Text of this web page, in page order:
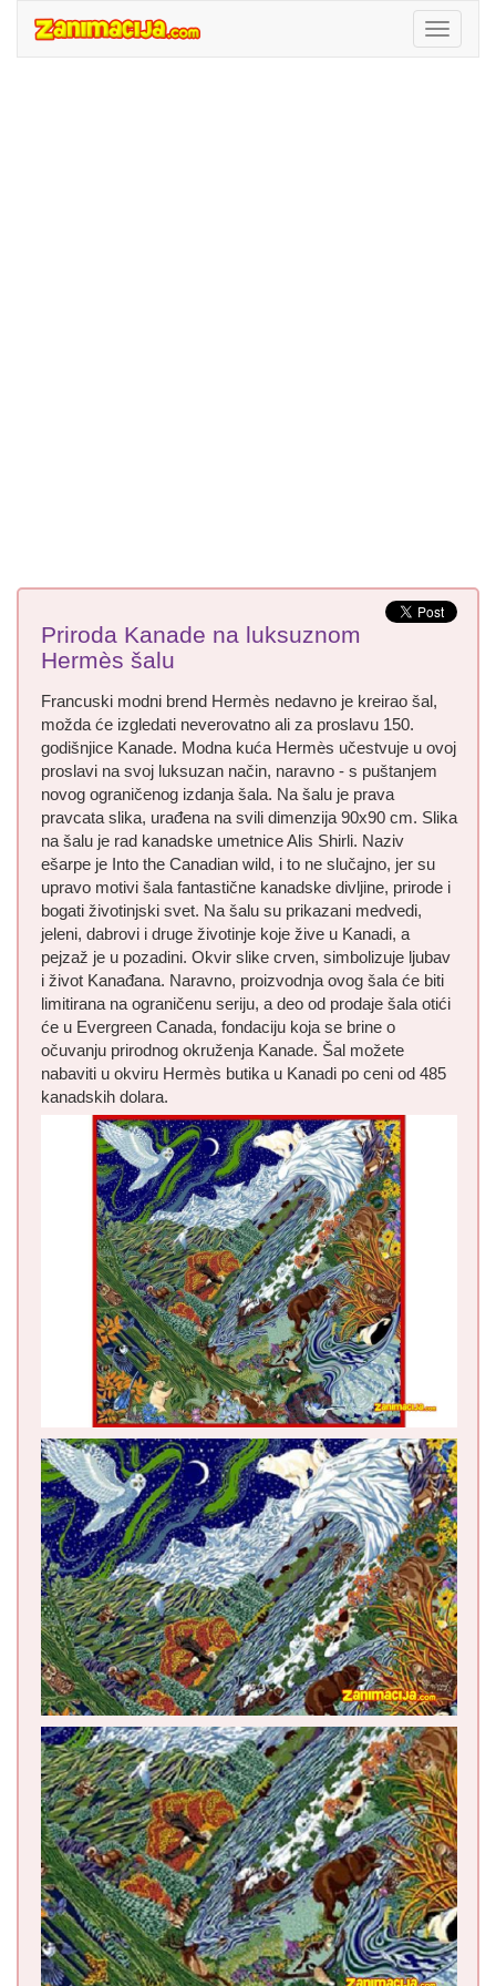
Priroda Kanade na luksuznom
Hermès šalu
Francuski modni brend Hermès nedavno je kreirao šal,
možda će izgledati neverovatno ali za proslavu 150.
godišnjice Kanade. Modna kuća Hermès učestvuje u ovoj
proslavi na svoj luksuzan način, naravno - s puštanjem
novog ograničenog izdanja šala. Na šalu je prava
pravcata slika, urađena na svili dimenzija 90x90 cm. Slika
na šalu je rad kanadske umetnice Alis Shirli. Naziv
ešarpe je Into the Canadian wild, i to ne slučajno, jer su
upravo motivi šala fantastične kanadske divljine, prirode i
bogati životinjski svet. Na šalu su prikazani medvedi,
jeleni, dabrovi i druge životinje koje žive u Kanadi, a
pejzaž je u pozadini. Okvir slike crven, simbolizuje ljubav
i život Kanađana. Naravno, proizvodnja ovog šala će biti
limitirana na ograničenu seriju, a deo od prodaje šala otići
će u Evergreen Canada, fondaciju koja se brine o
očuvanju prirodnog okruženja Kanade. Šal možete
nabaviti u okviru Hermès butika u Kanadi po ceni od 485
kanadskih dolara.